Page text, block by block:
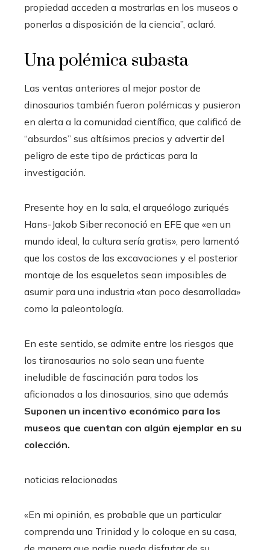
propiedad acceden a mostrarlas en los museos o
ponerlas a disposición de la ciencia”, aclaró.
Una polémica subasta
Las ventas anteriores al mejor postor de
dinosaurios también fueron polémicas y pusieron
en alerta a la comunidad científica, que calificó de
“absurdos” sus altísimos precios y advertir del
peligro de este tipo de prácticas para la
investigación.
Presente hoy en la sala, el arqueólogo zuriqués
Hans-Jakob Siber reconoció en EFE que «en un
mundo ideal, la cultura sería gratis», pero lamentó
que los costos de las excavaciones y el posterior
montaje de los esqueletos sean imposibles de
asumir para una industria «tan poco desarrollada»
como la paleontología.
En este sentido, se admite entre los riesgos que
los tiranosaurios no solo sean una fuente
ineludible de fascinación para todos los
aficionados a los dinosaurios, sino que además
Suponen un incentivo económico para los
museos que cuentan con algún ejemplar en su
colección.
noticias relacionadas
«En mi opinión, es probable que un particular
comprenda una Trinidad y lo coloque en su casa,